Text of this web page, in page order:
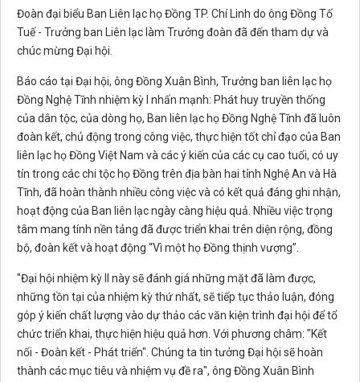
Đoàn đại biểu Ban Liên lạc họ Đồng TP. Chí Linh do ông Đồng Tố
Tuế - Trưởng ban Liên lạc làm Trưởng đoàn đã đến tham dự và
chúc mừng Đại hội.
Báo cáo tại Đại hội, ông Đồng Xuân Bình, Trưởng ban liên lạc họ
Đồng Nghệ Tĩnh nhiệm kỳ I nhấn mạnh: Phát huy truyền thống
của dân tộc, của dòng họ, Ban liên lạc họ Đồng Nghệ Tĩnh đã luôn
đoàn kết, chủ động trong công việc, thực hiện tốt chỉ đạo của Ban
liên lạc họ Đồng Việt Nam và các ý kiến của các cụ cao tuổi, có uy
tín trong các chi tộc họ Đồng trên địa bàn hai tỉnh Nghệ An và Hà
Tĩnh, đã hoàn thành nhiều công việc và có kết quả đáng ghi nhận,
hoạt động của Ban liên lạc ngày càng hiệu quả. Nhiều việc trọng
tâm mang tính nền tảng đã được triển khai trên diện rộng, đồng
bộ, đoàn kết và hoạt động “Vì một họ Đồng thịnh vượng”.
"Đại hội nhiệm kỳ II này sẽ đánh giá những mặt đã làm được,
những tồn tại của nhiệm kỳ thứ nhất, sẽ tiếp tục thảo luận, đóng
góp ý kiến chất lượng vào dự thảo các văn kiện trình đại hội để tổ
chức triển khai, thực hiện hiệu quả hơn. Với phương châm: "Kết
nối - Đoàn kết - Phát triển". Chúng ta tin tưởng Đại hội sẽ hoàn
thành các mục tiêu và nhiệm vụ đề ra", ông Đồng Xuân Bình